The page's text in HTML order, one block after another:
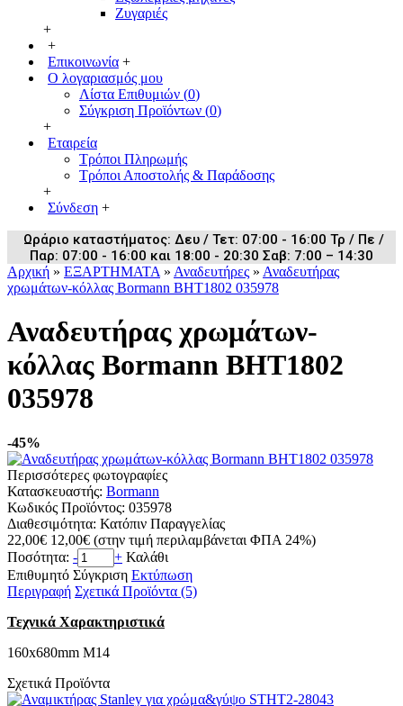
Ζυγαριές
+
+
Επικοινωνία +
Ο λογαριασμός μου
Λίστα Επιθυμιών (0)
Σύγκριση Προϊόντων (0)
+
Εταιρεία
Τρόποι Πληρωμής
Τρόποι Αποστολής & Παράδοσης
+
Σύνδεση +
Ωράριο καταστήματος: Δευ / Τετ: 07:00 - 16:00 Τρ / Πε /
Παρ: 07:00 - 16:00 και 18:00 - 20:30 Σαβ: 7:00 – 14:30
Αρχική » ΕΞΑΡΤΗΜΑΤΑ » Αναδευτήρες » Αναδευτήρας
χρωμάτων-κόλλας Bormann BHT1802 035978
Αναδευτήρας χρωμάτων-
κόλλας Bormann BHT1802
035978
-45%
Περισσότερες φωτογραφίες
Κατασκευαστής: Bormann
Κωδικός Προϊόντος: 035978
Διαθεσιμότητα: Κατόπιν Παραγγελίας
22,00€ 12,00€ (στην τιμή περιλαμβάνεται ΦΠΑ 24%)
Ποσότητα: - + Καλάθι
Επιθυμητό Σύγκριση Εκτύπωση
Περιγραφή Σχετικά Προϊόντα (5)
Τεχνικά Χαρακτηριστικά
160x680mm M14
Σχετικά Προϊόντα